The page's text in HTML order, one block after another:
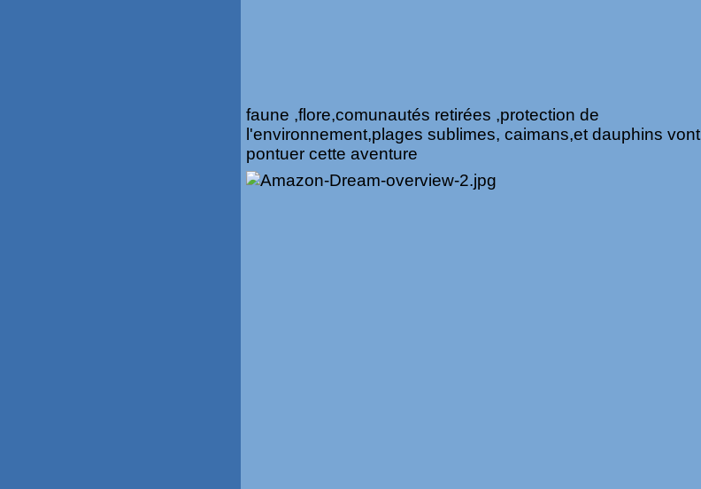
faune ,flore,comunautés retirées ,protection de
l'environnement,plages sublimes, caimans,et dauphins vont
pontuer cette aventure